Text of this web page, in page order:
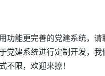
功能更完善的党建系统，
党建系统进行定制开发，
不限，欢迎来撩！